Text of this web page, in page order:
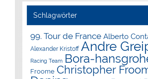
Schlagwörter
99. Tour de France Alberto
Alexander Kristoff Andre
Racing Team Bora-
Froome Christopher